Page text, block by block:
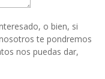
o bien, si
te pondremos
nos puedas dar,